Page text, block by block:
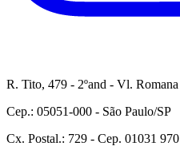
R. Tito, 479 - 2ºand - Vl. Romana
Cep.: 05051-000 - São Paulo/SP
Cx. Postal.: 729 - Cep. 01031 970